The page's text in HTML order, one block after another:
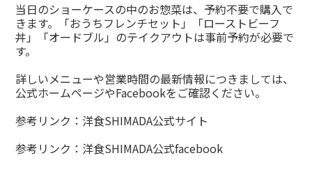
当日のショーケースの中のお惣菜は、予約不要で購入で
きます。「おうちフレンチセット」「ローストビーフ
丼」「オードブル」のテイクアウトは事前予約が必要で
す。
詳しいメニューや営業時間の最新情報につきましては、
公式ホームページやFacebookをご確認ください。
参考リンク： 洋食SHIMADA公式サイト
参考リンク： 洋食SHIMADA公式facebook